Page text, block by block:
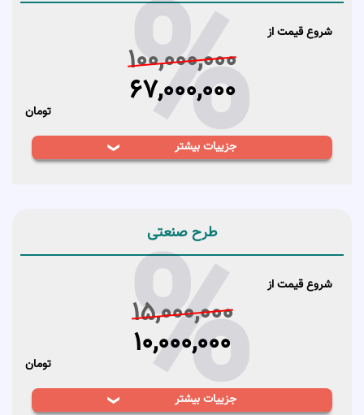
ثبت برسانند؟
هر کسی که طرح جدیدی را خلق کند یا
توسط قرارداد استخدام به کارفرما متعلق
باشد، می‌تواند متقاضی طرح صنعتی باشد.
شخص حقیقی و شخص حقوقی می‌توانند
درخواست ثبت طرح صنعتی را داشته باشند.
شروع قیمت از %
100,000,000
67,000,000
تومان
جزییات بیشتر
1-کارمزد وکیل
طرح صنعتی
شروع قیمت از %
15,000,000
10,000,000
تومان
جزییات بیشتر